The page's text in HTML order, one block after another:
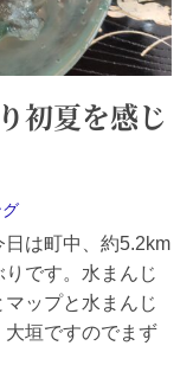
初夏を感じ
は町中、約5.2km
です。水まんじ
ップと水まんじ
大垣ですのでまず